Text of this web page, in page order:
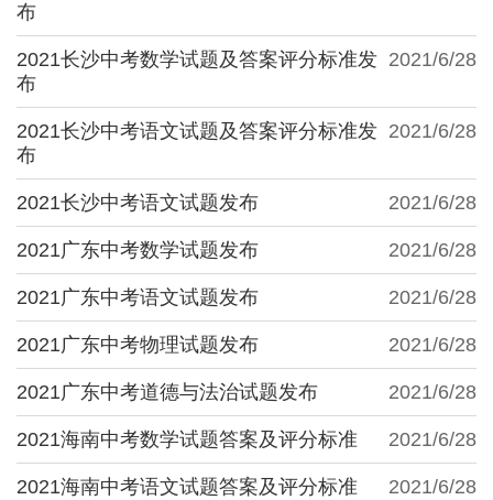
布
2021/6/28
2021长沙中考数学试题及答案评分标准发
布
2021/6/28
2021长沙中考语文试题及答案评分标准发
布
2021/6/28
2021长沙中考语文试题发布
2021/6/28
2021广东中考数学试题发布
2021/6/28
2021广东中考语文试题发布
2021/6/28
2021广东中考物理试题发布
2021/6/28
2021广东中考道德与法治试题发布
2021/6/28
2021海南中考数学试题答案及评分标准
2021/6/28
2021海南中考语文试题答案及评分标准